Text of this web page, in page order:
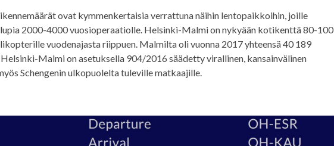
ovat kymmenkertaisia verrattuna näihin lentopaikkoihin, joille
2000-4000 vuosioperaatiolle. Helsinki-Malmi on nykyään kotikenttä 80-100
vuodenajasta riippuen. Malmilta oli vuonna 2017 yhteensä 40 189
Malmi on asetuksella 904/2016 säädetty virallinen, kansainvälinen
Schengenin ulkopuolelta tuleville matkaajille.